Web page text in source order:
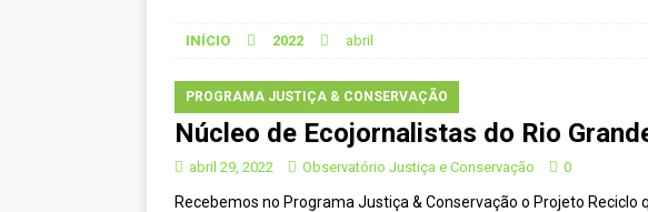
CONSERVAÇÃO (SNUC) – 27 de março de 2025
[ janeiro 22, 2025 ] Parceria fortalece a sinalização no
CIDADANIA
[ novembro 29, 2024 ] Nota de Atenção CIDADANIA
INÍCIO 2022 abril
PROGRAMA JUSTIÇA & CONSERVAÇÃO
Núcleo de Ecojornalistas do Rio
abril 29, 2022 Observatório Justiça e Conservação 0
Recebemos no Programa Justiça & Conservação o Projeto